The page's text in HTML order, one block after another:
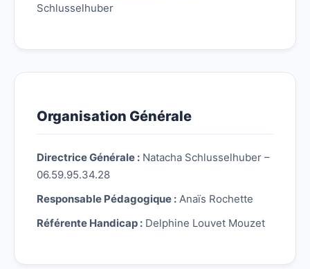
Schlusselhuber
Organisation Générale
Directrice Générale : Natacha Schlusselhuber –
06.59.95.34.28
Responsable Pédagogique : Anaïs Rochette
Référente Handicap : Delphine Louvet Mouzet